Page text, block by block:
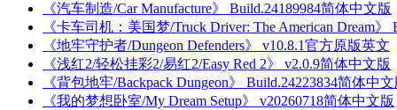
《汽车制造/Car Manufacture》 Build.24189984简体中文版
《卡车司机：美国梦/Truck Driver: The American Dream
《地牢守护者/Dungeon Defenders》 v10.8.1官方原版英文
《浅红2/轻松挂彩2/易红2/Easy Red 2》 v2.0.9简体中文版
《背包地牢/Backpack Dungeon》 Build.24223834简体中
《我的梦想卧室/My Dream Setup》 v20260718简体中文版